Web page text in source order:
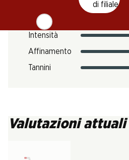
di filiale
Zucchero
Intensità
Affinamento
Tannini
Valutazioni attuali